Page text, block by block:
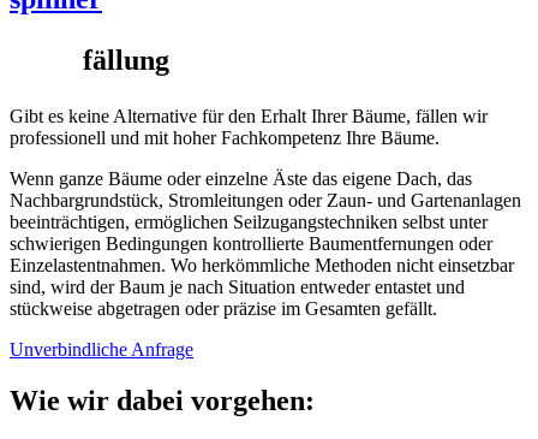
fällung
Gibt es keine Alternative für den Erhalt Ihrer Bäume, fällen wir
professionell und mit hoher Fachkompetenz Ihre Bäume.
Wenn ganze Bäume oder einzelne Äste das eigene Dach, das
Nachbargrundstück, Stromleitungen oder Zaun- und Gartenanlagen
beeinträchtigen, ermöglichen Seilzugangstechniken selbst unter
schwierigen Bedingungen kontrollierte Baumentfernungen oder
Einzelastentnahmen. Wo herkömmliche Methoden nicht einsetzbar
sind, wird der Baum je nach Situation entweder entastet und
stückweise abgetragen oder präzise im Gesamten gefällt.
Unverbindliche Anfrage
Wie wir dabei vorgehen: